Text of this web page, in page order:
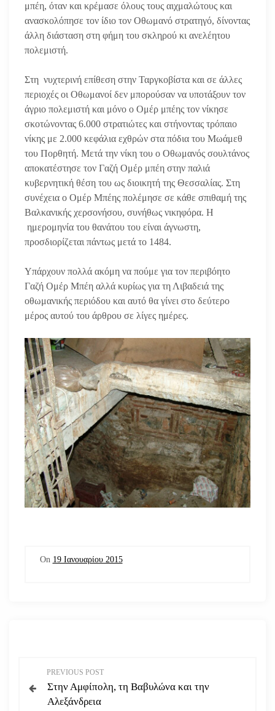
μπέη, όταν και κρέμασε όλους τους αιχμαλώτους και
ανασκολόπησε τον ίδιο τον Οθωμανό στρατηγό, δίνοντας
άλλη διάσταση στη φήμη του σκληρού κι ανελέητου
πολεμιστή.
Στη νυχτερινή επίθεση στην Ταργκοβίστα και σε άλλες
περιοχές οι Οθωμανοί δεν μπορούσαν να υποτάξουν τον
άγριο πολεμιστή και μόνο ο Ομέρ μπέης τον νίκησε
σκοτώνοντας 6.000 στρατιώτες και στήνοντας τρόπαιο
νίκης με 2.000 κεφάλια εχθρών στα πόδια του Μωάμεθ
του Πορθητή. Μετά την νίκη του ο Οθωμανός σουλτάνος
αποκατέστησε τον Γαζή Ομέρ μπέη στην παλιά
κυβερνητική θέση του ως διοικητή της Θεσσαλίας. Στη
συνέχεια ο Ομέρ Μπέης πολέμησε σε κάθε σπιθαμή της
Βαλκανικής χερσονήσου, συνήθως νικηφόρα. Η
ημερομηνία του θανάτου του είναι άγνωστη,
προσδιορίζεται πάντως μετά το 1484.
Υπάρχουν πολλά ακόμη να πούμε για τον περιβόητο
Γαζή Ομέρ Μπέη αλλά κυρίως για τη Λιβαδειά της
οθωμανικής περιόδου και αυτό θα γίνει στο δεύτερο
μέρος αυτού του άρθρου σε λίγες ημέρες.
On 19 Ιανουαρίου 2015
λ
PREVIOUS POST
Στην Αμφίπολη, τη Βαβυλώνα και την
Αλεξάνδρεια